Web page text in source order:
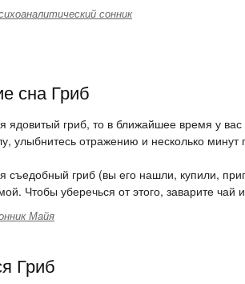
сонник
сна Гриб
ядовитый гриб, то в ближайшее время у
улыбнитесь отражению и несколько
съедобный гриб (вы его нашли, купили,
Чтобы уберечься от этого, заварите
Майя
Гриб